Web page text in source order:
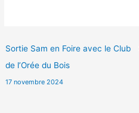
Sortie Sam en Foire avec le Club
de l’Orée du Bois
17 novembre 2024